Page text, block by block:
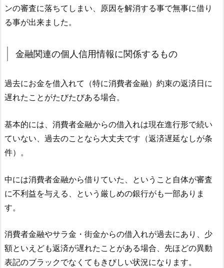
ンの審査に落ちてしまい、原因を解消する事で無事に借り
る事が出来ました。
金融関連の個人信用情報に関係するもの
過去にお金を借入れて（特に消費者金融）約束の返済日に
遅れたことがたびたびある場合。
基本的には、消費者金融からの借入れは現在進行形で続い
ていない、過去のことなら大丈夫です（返済遅延なしが条
件）。
中には消費者金融から借りていた、ということ自体が審査
に不利益を与える、という厳しめの銀行がも一部ありま
す。
消費者金融やサラ金・街金からの借入れが過去にあり、少
額といえども返済が遅れたことがある場合、先ほどの異動
表記のブラックでなくてもきびしい状況になります。